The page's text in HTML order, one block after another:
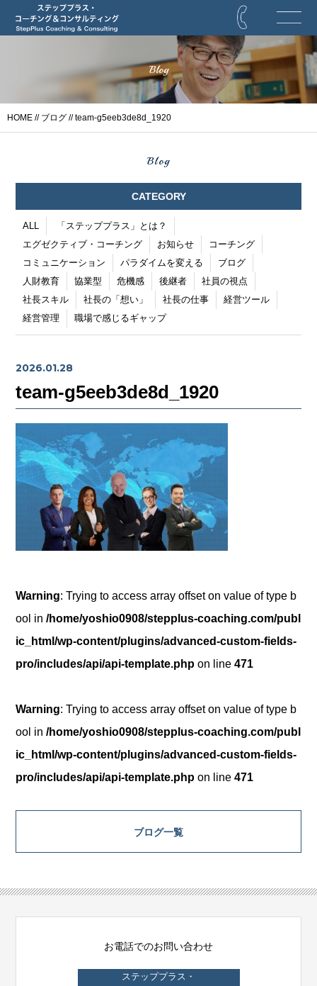
Blog
HOME // ブログ // team-g5eeb3de8d_1920
Blog
CATEGORY
ALL
「ステッププラス」とは？
エグゼクティブ・コーチング
お知らせ
コーチング
コミュニケーション
パラダイムを変える
ブログ
人財教育
協業型 危機感 後継者
社員の視点
社長スキル
社長の「想い」 社長の仕事
経営ツール
経営管理
職場で感じるギャップ
2026.01.28
team-g5eeb3de8d_1920
Warning: Trying to access array offset on value of type b
ool in/home/yoshio0908/stepplus-coaching.com/publ
ic_html/wp-content/plugins/advanced-custom-fields-
pro/includes/api/api-template.php on line471
Warning: Trying to access array offset on value of type b
ool in/home/yoshio0908/stepplus-coaching.com/publ
ic_html/wp-content/plugins/advanced-custom-fields-
pro/includes/api/api-template.php on line471
ブログ一覧
お電話でのお問い合わせ
ステッププラス・